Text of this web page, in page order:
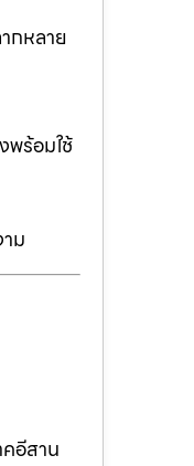
กหลาย
พร้อมใช้
ม
อีสาน